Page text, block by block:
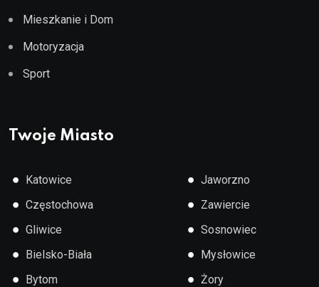
Mieszkanie i Dom
Motoryzacja
Sport
Twoje Miasto
● Katowice
● Częstochowa
● Gliwice
● Bielsko-Biała
● Bytom
● Jaworzno
● Zawiercie
● Sosnowiec
● Mysłowice
● Żory